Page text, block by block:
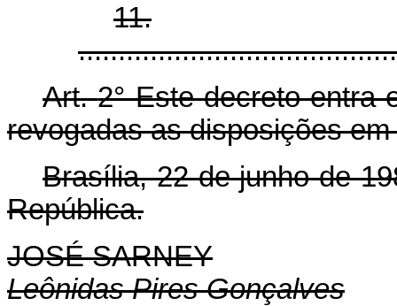
11.
Art. 2° Este decreto entra
revogadas as disposições
Brasília, 22 de junho de
República.
JOSÉ SARNEY
Leônidas Pires Gonçalves